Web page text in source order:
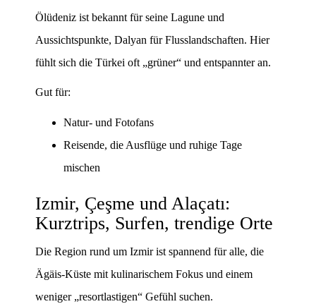
Ölüdeniz ist bekannt für seine Lagune und
Aussichtspunkte, Dalyan für Flusslandschaften. Hier
fühlt sich die Türkei oft „grüner“ und entspannter an.
Gut für:
Natur- und Fotofans
Reisende, die Ausflüge und ruhige Tage
mischen
Izmir, Çeşme und Alaçatı:
Kurztrips, Surfen, trendige Orte
Die Region rund um Izmir ist spannend für alle, die
Ägäis-Küste mit kulinarischem Fokus und einem
weniger „resortlastigen“ Gefühl suchen.